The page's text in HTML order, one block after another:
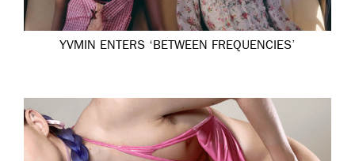
YVMIN ENTERS ‘BETWEEN FREQUENCIES’